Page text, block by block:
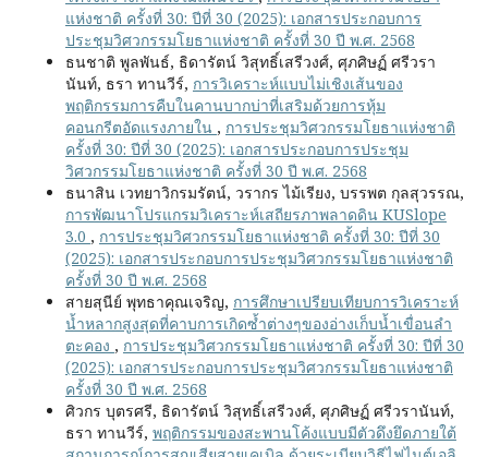
แห่งชาติ ครั้งที่ 30: ปีที่ 30 (2025): เอกสารประกอบการ
ประชุมวิศวกรรมโยธาแห่งชาติ ครั้งที่ 30 ปี พ.ศ. 2568
ธนชาติ พูลพันธ์, ธิดารัตน์ วิสุทธิ์เสรีวงศ์, ศุภศิษฏ์ ศรีวรา
นันท์, ธรา ทานวีร์, การวิเคราะห์แบบไม่เชิงเส้นของ
พฤติกรรมการคืบในคานบากบ่าที่เสริมด้วยการหุ้ม
คอนกรีตอัดแรงภายใน , การประชุมวิศวกรรมโยธาแห่งชาติ
ครั้งที่ 30: ปีที่ 30 (2025): เอกสารประกอบการประชุม
วิศวกรรมโยธาแห่งชาติ ครั้งที่ 30 ปี พ.ศ. 2568
ธนาสิน เวทยาวิกรมรัตน์, วรากร ไม้เรียง, บรรพต กุลสุวรรณ,
การพัฒนาโปรแกรมวิเคราะห์เสถียรภาพลาดดิน KUSlope
3.0 , การประชุมวิศวกรรมโยธาแห่งชาติ ครั้งที่ 30: ปีที่ 30
(2025): เอกสารประกอบการประชุมวิศวกรรมโยธาแห่งชาติ
ครั้งที่ 30 ปี พ.ศ. 2568
สายสุนีย์ พุทธาคุณเจริญ, การศึกษาเปรียบเทียบการวิเคราะห์
น้ำหลากสูงสุดที่คาบการเกิดซ้ำต่างๆของอ่างเก็บน้ำเขื่อนลำ
ตะคอง , การประชุมวิศวกรรมโยธาแห่งชาติ ครั้งที่ 30: ปีที่ 30
(2025): เอกสารประกอบการประชุมวิศวกรรมโยธาแห่งชาติ
ครั้งที่ 30 ปี พ.ศ. 2568
ศิวกร บุตรศรี, ธิดารัตน์ วิสุทธิ์เสรีวงศ์, ศุภศิษฏ์ ศรีวรานันท์,
ธรา ทานวีร์, พฤติกรรมของสะพานโค้งแบบมีตัวดึงยึดภายใต้